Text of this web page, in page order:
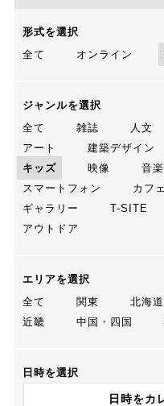
形式を選択
全て
オンライン
ジャンルを選択
全て
雑誌 人文
アート
建築デザイン
キッズ
映像 音楽
スマートフォン
カフェ
ギャラリー
T-SITE
アウトドア
エリアを選択
全て
関東 北海
近畿
中国・四国
日時を選択
日時をカ